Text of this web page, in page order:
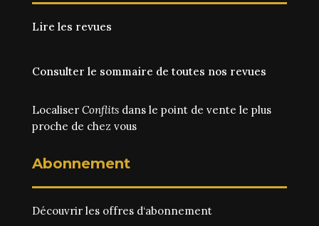
Lire les revues
Consulter le sommaire de toutes nos revues
Localiser Conflitsdans le point de vente le plus
proche de chez vous
Abonnement
Découvrir les offres d‘abonnement